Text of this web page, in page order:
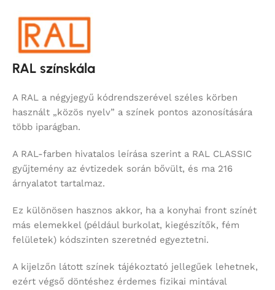
RAL színskála
A RAL a négyjegyű kódrendszerével széles körben
használt „közös nyelv” a színek pontos azonosítására
több iparágban.
A RAL-farben hivatalos leírása szerint a RAL CLASSIC
gyűjtemény az évtizedek során bővült, és ma 216
árnyalatot tartalmaz.
Ez különösen hasznos akkor, ha a konyhai front színét
más elemekkel (például burkolat, kiegészítők, fém
felületek) kódszinten szeretnéd egyeztetni.
A kijelzőn látott színek tájékoztató jellegűek lehetnek,
ezért végső döntéshez érdemes fizikai mintával